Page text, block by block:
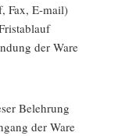
Fax, E-mail)
der Ware
Belehrung
der Ware